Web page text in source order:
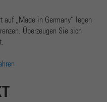
auf „Made in Germany“ legen
Überzeugen Sie sich